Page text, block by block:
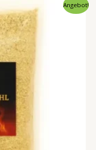
Angebot!
Preis
ist:
5,75 €.